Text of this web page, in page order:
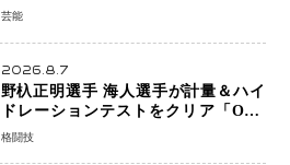
ん』11月7日公開 未来の自分との対話
芸能
2026.8.7
野杁正明選手 海人選手が計量＆ハイ
ドレーションテストをクリア「ONE
SAMURAI 2」決戦へ万全の準備整う
格闘技